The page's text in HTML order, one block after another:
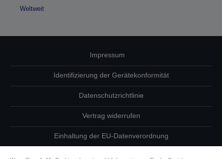
Weltweit
Impressum
Identifizierung der Gerätekonformität
Datenschutzrichtlinie
Vertrag widerrufen
Einhaltung der EU-Datenverordnung